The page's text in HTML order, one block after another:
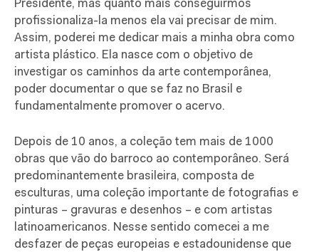
Presidente, mas quanto mais conseguirmos
profissionaliza-la menos ela vai precisar de mim.
Assim, poderei me dedicar mais a minha obra como
artista plástico. Ela nasce com o objetivo de
investigar os caminhos da arte contemporânea,
poder documentar o que se faz no Brasil e
fundamentalmente promover o acervo.
Depois de 10 anos, a coleção tem mais de 1000
obras que vão do barroco ao contemporâneo. Será
predominantemente brasileira, composta de
esculturas, uma coleção importante de fotografias e
pinturas – gravuras e desenhos – e com artistas
latinoamericanos. Nesse sentido comecei a me
desfazer de peças europeias e estadounidense que